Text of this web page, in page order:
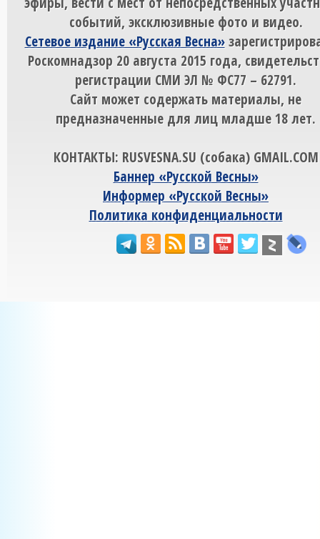
событий, эксклюзивные фото и видео.
Сетевое издание «Русская Весна»
Роскомнадзор 20 августа 2015 года,
регистрации СМИ ЭЛ № ФС77 – 62791.
Сайт может содержать материалы, не
предназначенные для лиц младше 18 лет.
КОНТАКТЫ: RUSVESNA.SU (собака) GMAIL.COM
Баннер «Русской Весны»
Информер «Русской Весны»
Политика конфиденциальности